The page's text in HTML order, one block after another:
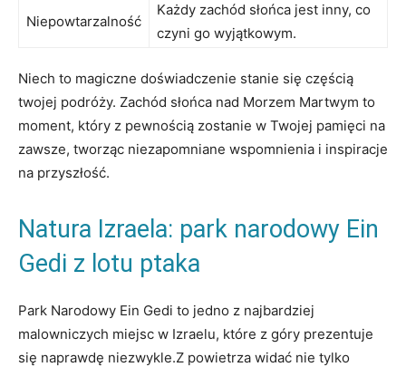
Niepowtarzalność
Każdy zachód słońca jest inny, co
czyni go wyjątkowym.
Niech to magiczne doświadczenie stanie się częścią
twojej podróży. Zachód słońca nad Morzem Martwym to
moment, który z pewnością zostanie w Twojej pamięci na
zawsze, tworząc niezapomniane wspomnienia i inspiracje
na przyszłość.
Natura Izraela: park narodowy Ein
Gedi z lotu ptaka
Park Narodowy Ein Gedi to jedno z najbardziej
malowniczych miejsc w Izraelu, które z góry prezentuje
się naprawdę niezwykle.Z powietrza widać nie tylko